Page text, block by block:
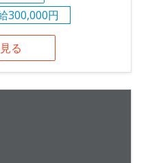
300,000円
る